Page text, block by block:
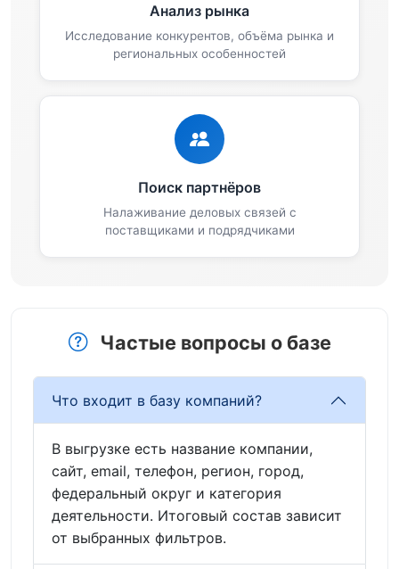
Анализ рынка
Исследование конкурентов, объёма рынка и
региональных особенностей
Поиск партнёров
Налаживание деловых связей с
поставщиками и подрядчиками
Частые вопросы о базе
Что входит в базу компаний?
В выгрузке есть название компании,
сайт, email, телефон, регион, город,
федеральный округ и категория
деятельности. Итоговый состав зависит
от выбранных фильтров.